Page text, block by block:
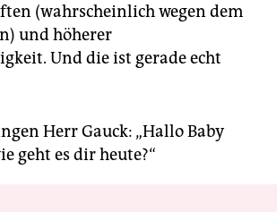
(wahrscheinlich wegen dem
und höherer
Und die ist gerade echt
Herr Gauck: „Hallo Baby
geht es dir heute?“